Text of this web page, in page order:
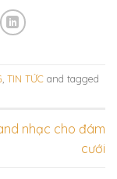
TIN TỨCand tagged
nhạc cho đám
cưới